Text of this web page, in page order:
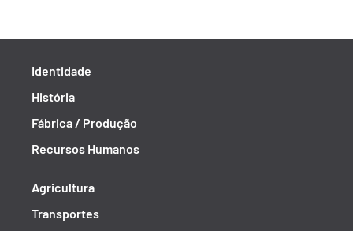
Identidade
História
Fábrica / Produção
Recursos Humanos
Agricultura
Transportes